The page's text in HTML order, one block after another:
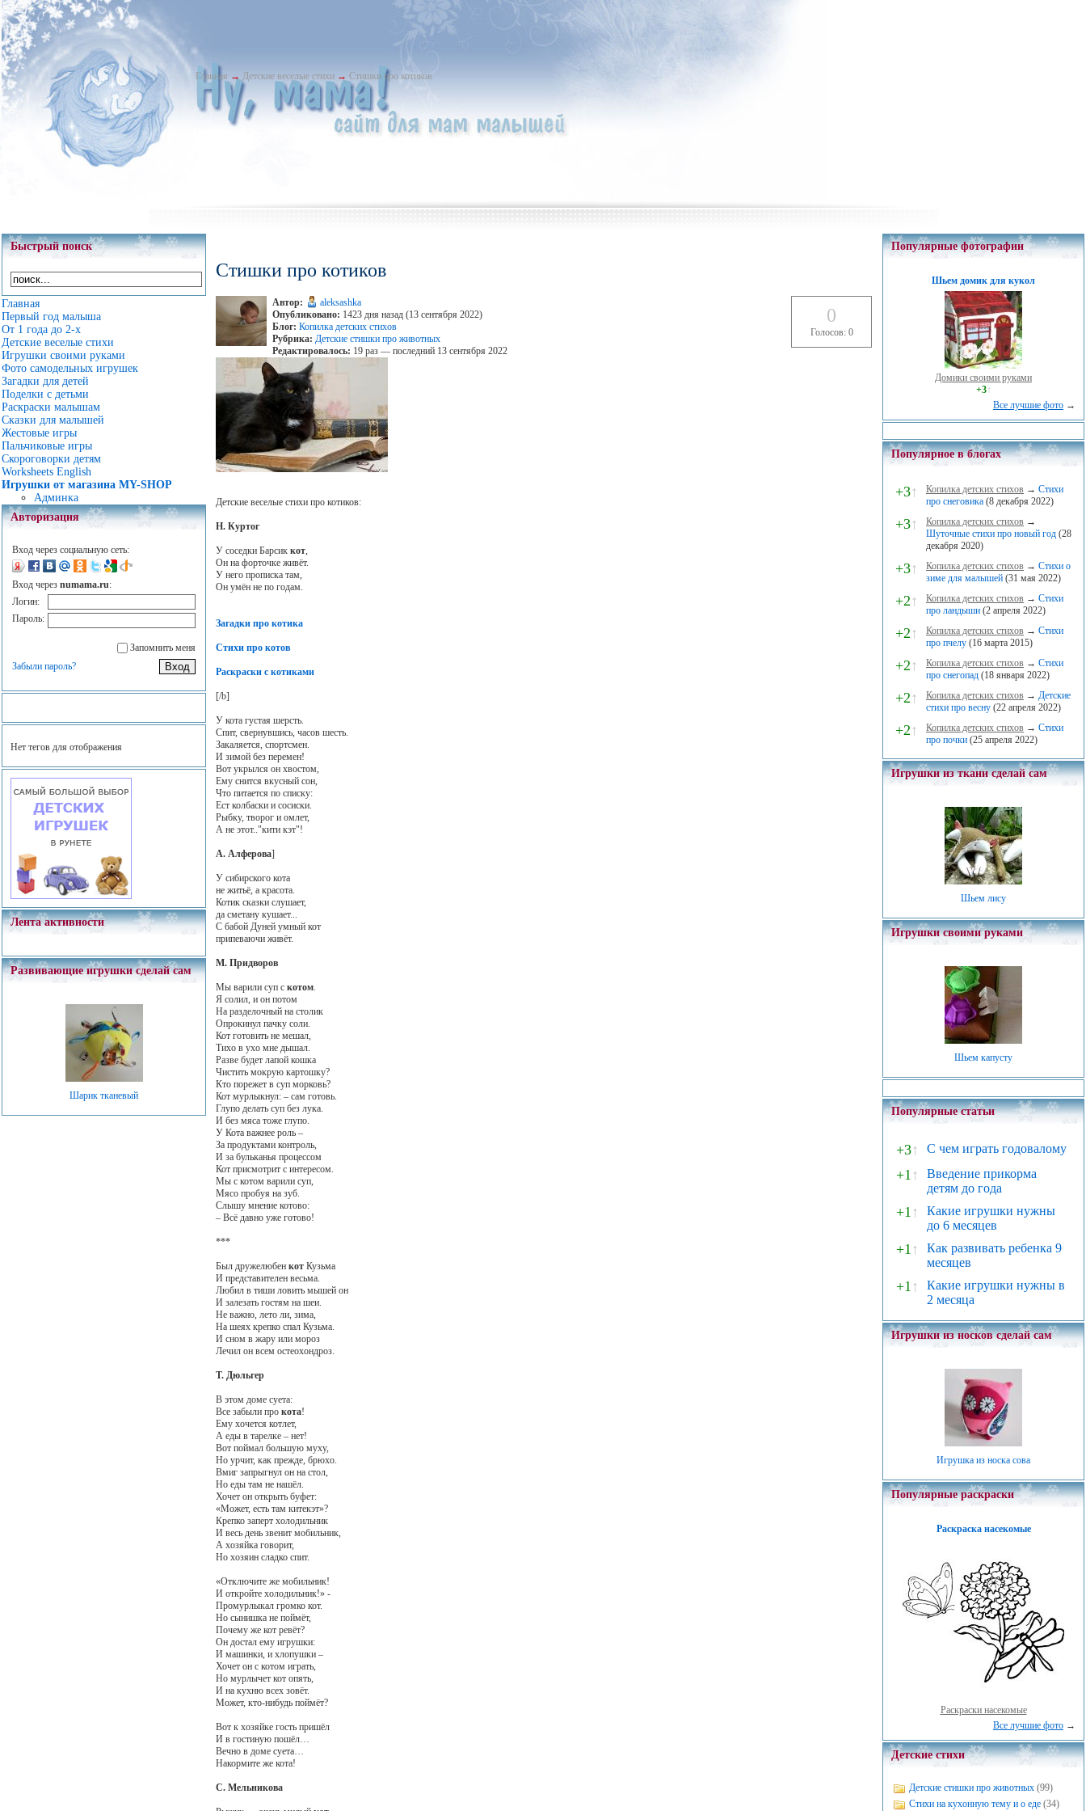
Главная → Детские веселые стихи → Cтишки про котиков
Быстрый поиск
Главная
Первый год малыша
От 1 года до 2-х
Детские веселые стихи
Игрушки своими руками
Фото самодельных игрушек
Загадки для детей
Поделки с детьми
Раскраски малышам
Сказки для малышей
Жестовые игры
Пальчиковые игры
Скороговорки детям
Worksheets English
Игрушки от магазина MY-SHOP
Админка
Авторизация
Вход через социальную сеть:
Вход через numama.ru:
Логин:
Пароль:
Запомнить меня
Забыли пароль?
Нет тегов для отображения
Лента активности
Развивающие игрушки сделай сам
Шарик тканевый
Cтишки про котиков
Автор:
aleksashka
Опубликовано: 1423 дня назад (13 сентября 2022)
Блог: Копилка детских стихов
Рубрика: Детские стишки про животных
Редактировалось: 19 раз — последний 13 сентября 2022
0
Голосов: 0
Детские веселые стихи про котиков:
Н. Куртог
У соседки Барсиккот,
Он на форточке живёт.
У него прописка там,
Он умён не по годам.
Загадки про котика
Стихи про котов
Раскраски с котиками
[/b]
У кота густая шерсть.
Спит, свернувшись, часов шесть.
Закаляется, спортсмен.
И зимой без перемен!
Вот укрылся он хвостом,
Ему снится вкусный сон,
Что питается по списку:
Ест колбаски и сосиски.
Рыбку, творог и омлет,
А не этот.."кити кэт"!
А. Алферова]
У сибирского кота
не житьё, а красота.
Котик сказки слушает,
да сметану кушает...
С бабой Дуней умный кот
припеваючи живёт.
М. Придворов
Мы варили суп скотом.
Я солил, и он потом
На разделочный на столик
Опрокинул пачку соли.
Кот готовить не мешал,
Тихо в ухо мне дышал.
Разве будет лапой кошка
Чистить мокрую картошку?
Кто порежет в суп морковь?
Кот мурлыкнул: – сам готовь.
Глупо делать суп без лука.
И без мяса тоже глупо.
У Кота важнее роль –
За продуктами контроль,
И за бульканья процессом
Кот присмотрит с интересом.
Мы с котом варили суп,
Мясо пробуя на зуб.
Слышу мнение котово:
– Всё давно уже готово!
***
Был дружелюбенкот Кузьма
И представителен весьма.
Любил в тиши ловить мышей он
И залезать гостям на шеи.
Не важно, лето ли, зима,
На шеях крепко спал Кузьма.
И сном в жару или мороз
Лечил он всем остеохондроз.
Т. Дюльгер
В этом доме суета:
Все забыли прокота!
Ему хочется котлет,
А еды в тарелке – нет!
Вот поймал большую муху,
Но урчит, как прежде, брюхо.
Вмиг запрыгнул он на стол,
Но еды там не нашёл.
Хочет он открыть буфет:
«Может, есть там китекэт»?
Крепко заперт холодильник
И весь день звенит мобильник,
А хозяйка говорит,
Но хозяин сладко спит.
«Отключите же мобильник!
И откройте холодильник!» -
Промурлыкал громко кот.
Но сынишка не поймёт,
Почему же кот ревёт?
Он достал ему игрушки:
И машинки, и хлопушки –
Хочет он с котом играть,
Но мурлычет кот опять,
И на кухню всех зовёт.
Может, кто-нибудь поймёт?
Вот к хозяйке гость пришёл
И в гостиную пошёл…
Вечно в доме суета…
Накормите же кота!
С. Мельникова
Популярные фотографии
Шьем домик для кукол
Домики своими руками
+3↑
Все лучшие фото →
Популярное в блогах
+3↑ Копилка детских стихов → Стихи
про снеговика (8 декабря 2022)
+3↑ Копилка детских стихов →
Шуточные стихи про новый год (28
декабря 2020)
+3↑ Копилка детских стихов → Стихи о
зиме для малышей (31 мая 2022)
+2↑ Копилка детских стихов → Стихи
про ландыши (2 апреля 2022)
+2↑ Копилка детских стихов → Стихи
про пчелу (16 марта 2015)
+2↑ Копилка детских стихов → Стихи
про снегопад (18 января 2022)
+2↑ Копилка детских стихов → Детские
стихи про весну (22 апреля 2022)
+2↑ Копилка детских стихов → Стихи
про почки (25 апреля 2022)
Игрушки из ткани сделай сам
Шьем лису
Игрушки своими руками
Шьем капусту
Популярные статьи
+3↑ С чем играть годовалому
+1↑
Введение прикорма
детям до года
+1↑
Какие игрушки нужны
до 6 месяцев
+1↑
Как развивать ребенка 9
месяцев
+1↑
Какие игрушки нужны в
2 месяца
Игрушки из носков сделай сам
Игрушка из носка сова
Популярные раскраски
Раскраска насекомые
Раскраски насекомые
Все лучшие фото →
Детские стихи
Детские стишки про животных (99)
Стихи на кухонную тему и о еде (34)